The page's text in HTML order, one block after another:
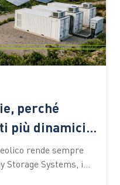
perché
più dinamici
rende sempre
Storage Systems, i
chiamati a